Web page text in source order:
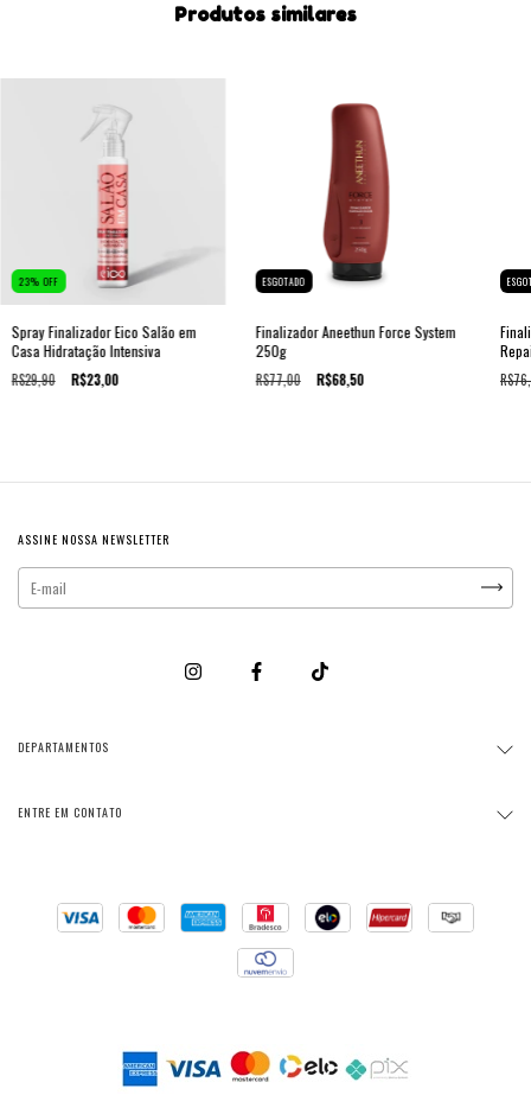
Produtos similares
23%OFF
Spray Finalizador Eico Salão em
Casa Hidratação Intensiva
R$29,90 R$23,00
ESGOTADO
Finalizador Aneethun Force System
250g
R$77,00 R$68,50
ASSINE NOSSA NEWSLETTER
DEPARTAMENTOS
ENTRE EM CONTATO